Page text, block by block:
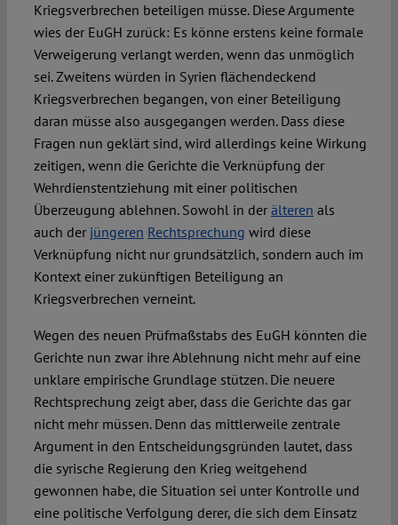
Kriegsverbrechen beteiligen müsse. Diese Argumente
wies der EuGH zurück: Es könne erstens keine formale
Verweigerung verlangt werden, wenn das unmöglich
sei. Zweitens würden in Syrien flächendeckend
Kriegsverbrechen begangen, von einer Beteiligung
daran müsse also ausgegangen werden. Dass diese
Fragen nun geklärt sind, wird allerdings keine Wirkung
zeitigen, wenn die Gerichte die Verknüpfung der
Wehrdienstentziehung mit einer politischen
Überzeugung ablehnen. Sowohl in der älteren als
auch der jüngeren Rechtsprechung wird diese
Verknüpfung nicht nur grundsätzlich, sondern auch im
Kontext einer zukünftigen Beteiligung an
Kriegsverbrechen verneint.
Wegen des neuen Prüfmaßstabs des EuGH könnten die
Gerichte nun zwar ihre Ablehnung nicht mehr auf eine
unklare empirische Grundlage stützen. Die neuere
Rechtsprechung zeigt aber, dass die Gerichte das gar
nicht mehr müssen. Denn das mittlerweile zentrale
Argument in den Entscheidungsgründen lautet, dass
die syrische Regierung den Krieg weitgehend
gewonnen habe, die Situation sei unter Kontrolle und
eine politische Verfolgung derer, die sich dem Einsatz